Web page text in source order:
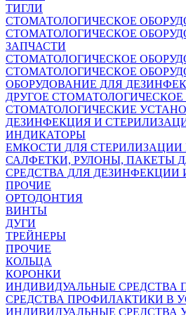
ТИГЛИ
СТОМАТОЛОГИЧЕСКОЕ
СТОМАТОЛОГИЧЕСКОЕ
ЗАПЧАСТИ
СТОМАТОЛОГИЧЕСКОЕ
СТОМАТОЛОГИЧЕСКОЕ
ОБОРУДОВАНИЕ ДЛЯ
ДРУГОЕ
СТОМАТОЛОГИЧЕСКИЕ
ДЕЗИНФЕКЦИЯ И
ИНДИКАТОРЫ
ЕМКОСТИ ДЛЯ
САЛФЕТКИ, РУЛОНЫ, ПАКЕТЫ
СРЕДСТВА ДЛЯ ДЕЗИНФЕКЦИИ
ПРОЧИЕ
ОРТОДОНТИЯ
ВИНТЫ
ДУГИ
ТРЕЙНЕРЫ
ПРОЧИЕ
КОЛЬЦА
КОРОНКИ
ИНДИВИДУАЛЬНЫЕ СРЕДСТВА
СРЕДСТВА ПРОФИЛАКТИКИ В
ИНДИВИДУАЛЬНЫЕ СРЕДСТВА